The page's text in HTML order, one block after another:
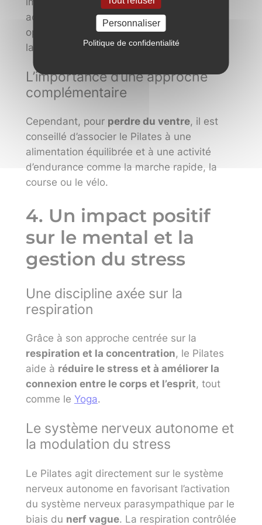
accouchement, une césarienne, une
opération abdominale ou une opération de
la colonne vertébrale.
L’importance d’une approche
complémentaire
Cependant, pour perdre du ventre, il est
conseillé d’associer le Pilates à une
alimentation équilibrée et à une activité
d’endurance comme la marche rapide, la
course ou le vélo.
4. Un impact positif
sur le mental et la
gestion du stress
Une discipline axée sur la
respiration
Grâce à son approche centrée sur la
respiration et la concentration, le Pilates
aide à réduire le stress et à améliorer la
connexion entre le corps et l’esprit, tout
comme le Yoga.
Le système nerveux autonome et
la modulation du stress
Le Pilates agit directement sur le système
nerveux autonome en favorisant l’activation
du système nerveux parasympathique par le
biais du nerf vague. La respiration contrôlée
Personnaliser
Politique de confidentialité